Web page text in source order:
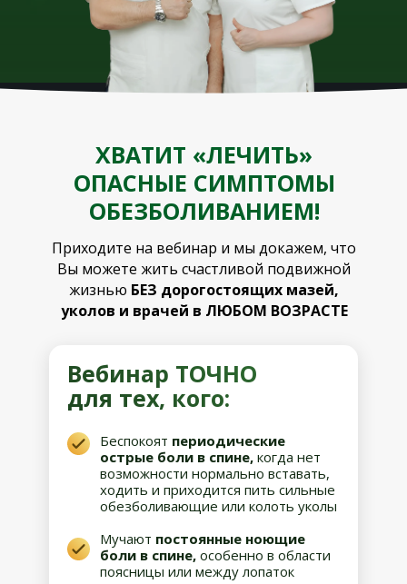
Вебинар ТОЧНО
для тех, кого:
Беспокоят периодические
острые боли в спине, когда нет
возможности нормально вставать,
ходить и приходится пить сильные
обезболивающие или колоть уколы
Мучают постоянные ноющие
боли в спине, особенно в области
поясницы или между лопаток
ХВАТИТ «ЛЕЧИТЬ»
ОПАСНЫЕ СИМПТОМЫ
ОБЕЗБОЛИВАНИЕМ!
Приходите на вебинар и мы докажем, что
Вы можете жить счастливой подвижной
жизнью БЕЗ дорогостоящих мазей,
уколов и врачей в ЛЮБОМ ВОЗРАСТЕ